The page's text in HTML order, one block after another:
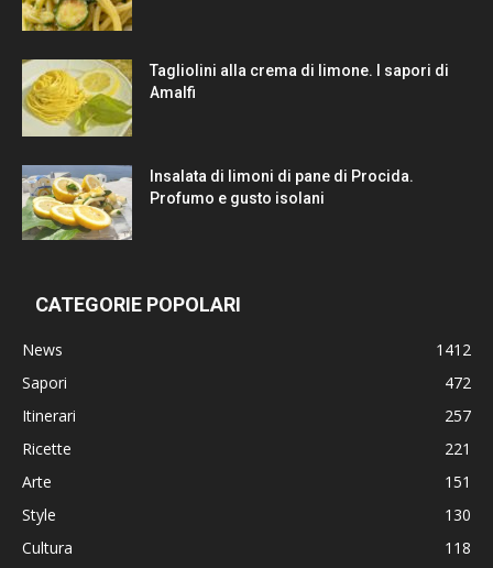
Tagliolini alla crema di limone. I sapori di
Amalfi
Insalata di limoni di pane di Procida.
Profumo e gusto isolani
CATEGORIE POPOLARI
News
1412
Sapori
472
Itinerari
257
Ricette
221
Arte
151
Style
130
Cultura
118